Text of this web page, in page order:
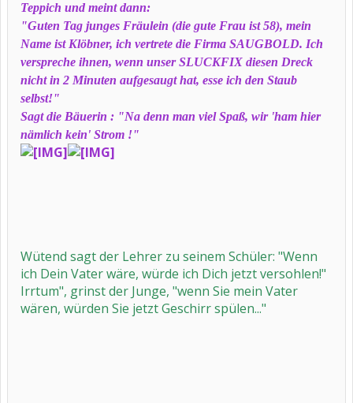
Teppich und meint dann:
"Guten Tag junges Fräulein (die gute Frau ist 58), mein
Name ist Klöbner, ich vertrete die Firma SAUGBOLD. Ich
verspreche ihnen, wenn unser SLUCKFIX diesen Dreck
nicht in 2 Minuten aufgesaugt hat, esse ich den Staub
selbst!"
Sagt die Bäuerin : "Na denn man viel Spaß, wir 'ham hier
nämlich kein' Strom !"
Wütend sagt der Lehrer zu seinem Schüler: "Wenn
ich Dein Vater wäre, würde ich Dich jetzt versohlen!"
Irrtum", grinst der Junge, "wenn Sie mein Vater
wären, würden Sie jetzt Geschirr spülen..."